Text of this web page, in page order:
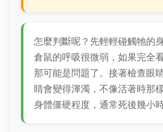
怎麼判斷呢？先輕輕碰觸牠的
倉鼠的呼吸很微弱，如果完全
那可能是問題了。接著檢查眼
睛會變得渾濁，不像活著時那
身體僵硬程度，通常死後幾小